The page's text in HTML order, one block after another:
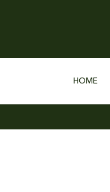
HOME